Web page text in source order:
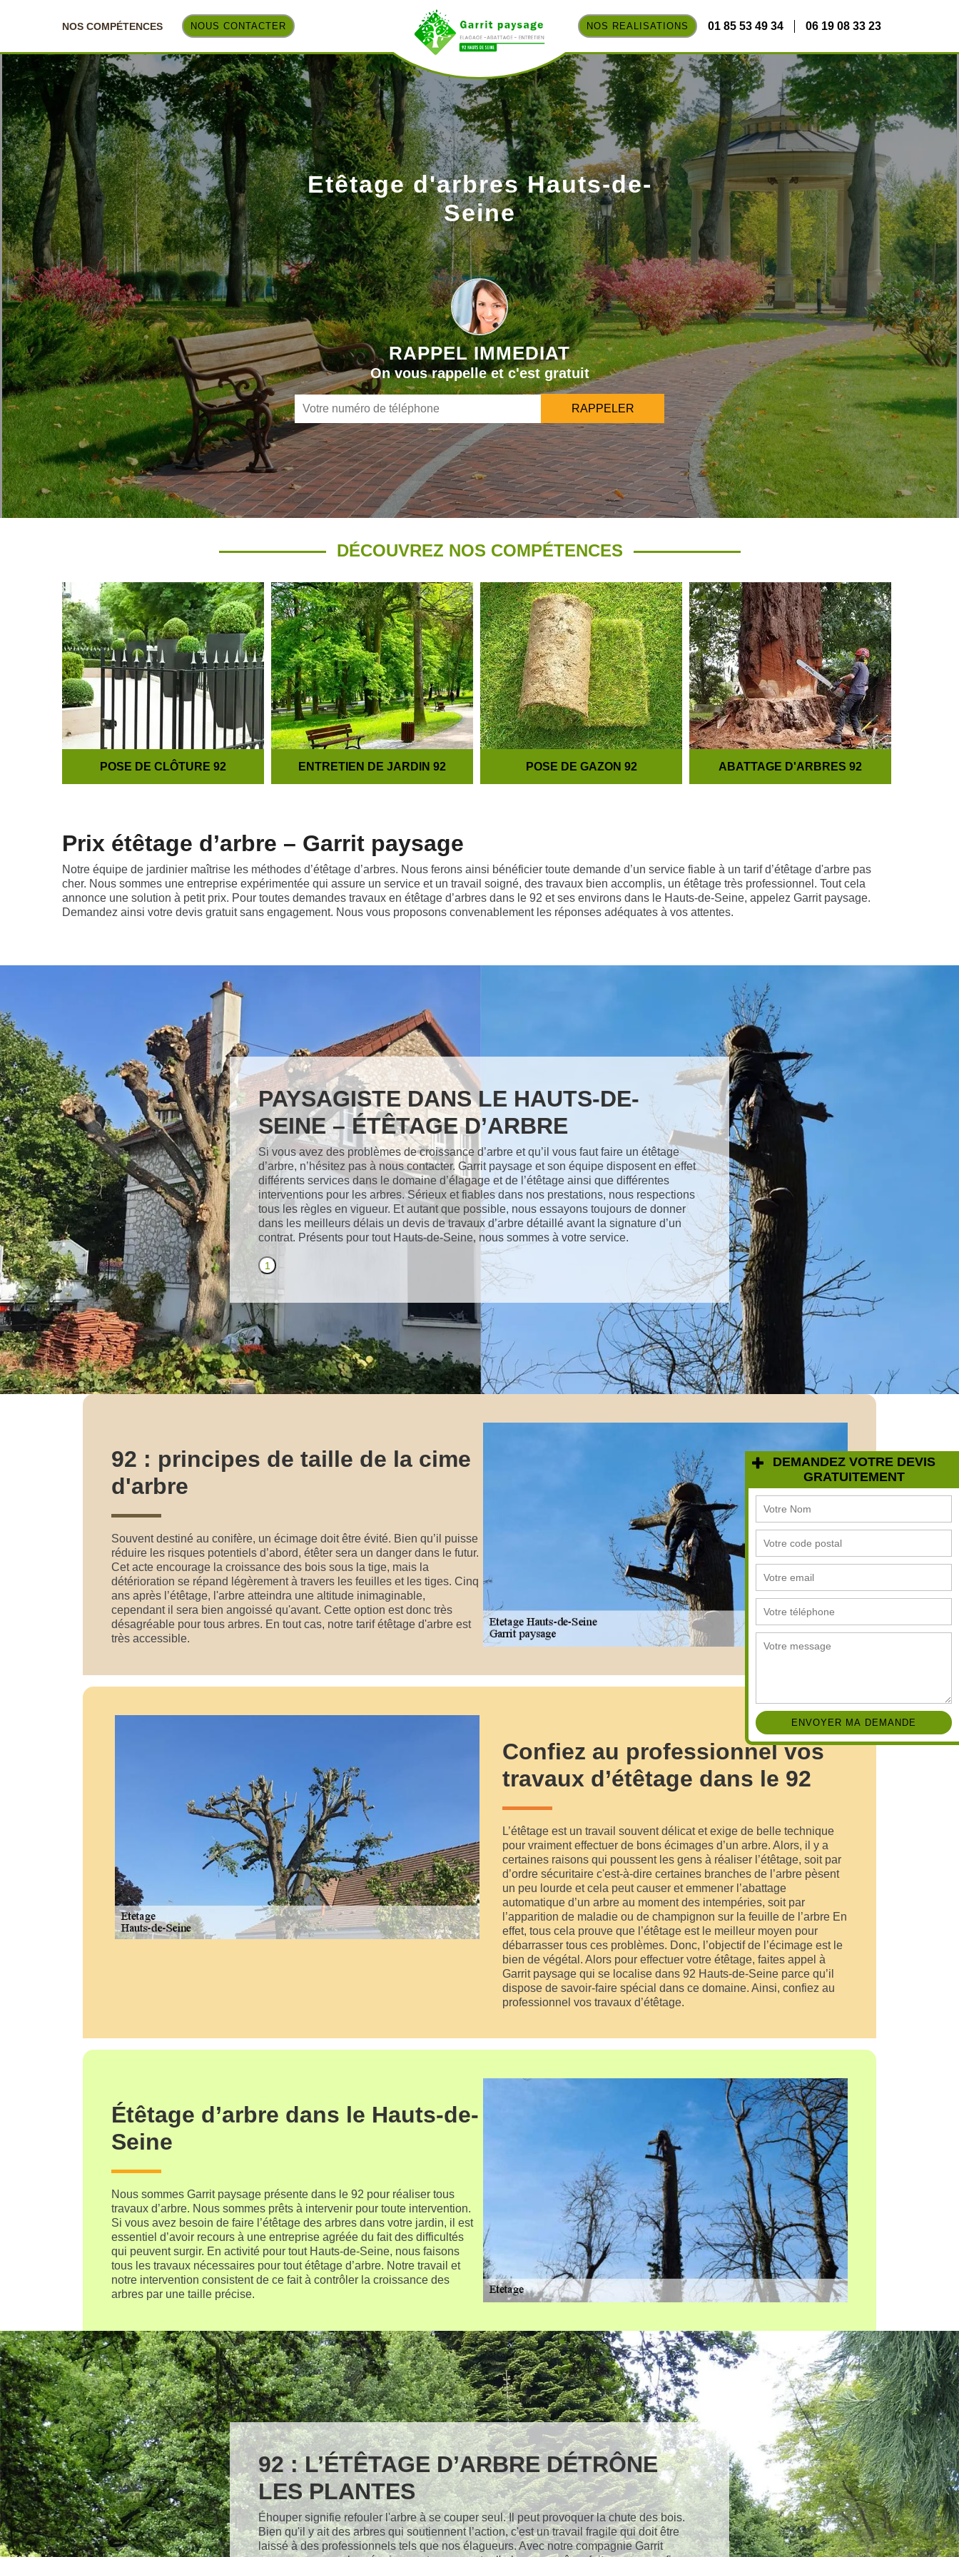
NOS COMPÉTENCES NOUS CONTACTER NOS REALISATIONS 01 85 53 49 34 06 19 08 33 23
Etêtage d'arbres Hauts-de-
Seine
RAPPEL IMMEDIAT
On vous rappelle et c'est gratuit
DÉCOUVREZ NOS COMPÉTENCES
POSE DE CLÔTURE 92 ENTRETIEN DE JARDIN 92 POSE DE GAZON 92 ABATTAGE D'ARBRES 92
DEMANDEZ VOTRE DEVIS
GRATUITEMENT
Prix étêtage d’arbre – Garrit paysage
Notre équipe de jardinier maîtrise les méthodes d’étêtage d’arbres. Nous ferons ainsi bénéficier toute demande d’un service fiable à un tarif d’étêtage d'arbre pas
cher. Nous sommes une entreprise expérimentée qui assure un service et un travail soigné, des travaux bien accomplis, un étêtage très professionnel. Tout cela
annonce une solution à petit prix. Pour toutes demandes travaux en étêtage d’arbres dans le 92 et ses environs dans le Hauts-de-Seine, appelez Garrit paysage.
Demandez ainsi votre devis gratuit sans engagement. Nous vous proposons convenablement les réponses adéquates à vos attentes.
PAYSAGISTE DANS LE HAUTS-DE-
SEINE – ÉTÊTAGE D’ARBRE
Si vous avez des problèmes de croissance d’arbre et qu’il vous faut faire un étêtage
d’arbre, n’hésitez pas à nous contacter. Garrit paysage et son équipe disposent en effet
différents services dans le domaine d’élagage et de l’étêtage ainsi que différentes
interventions pour les arbres. Sérieux et fiables dans nos prestations, nous respections
tous les règles en vigueur. Et autant que possible, nous essayons toujours de donner
dans les meilleurs délais un devis de travaux d’arbre détaillé avant la signature d’un
contrat. Présents pour tout Hauts-de-Seine, nous sommes à votre service.
1
92 : principes de taille de la cime
d'arbre
Souvent destiné au conifère, un écimage doit être évité. Bien qu’il puisse
réduire les risques potentiels d’abord, étêter sera un danger dans le futur.
Cet acte encourage la croissance des bois sous la tige, mais la
détérioration se répand légèrement à travers les feuilles et les tiges. Cinq
ans après l’étêtage, l'arbre atteindra une altitude inimaginable,
cependant il sera bien angoissé qu'avant. Cette option est donc très
désagréable pour tous arbres. En tout cas, notre tarif étêtage d'arbre est
très accessible.
Confiez au professionnel vos
travaux d’étêtage dans le 92
L’étêtage est un travail souvent délicat et exige de belle technique
pour vraiment effectuer de bons écimages d’un arbre. Alors, il y a
certaines raisons qui poussent les gens à réaliser l’étêtage, soit par
d’ordre sécuritaire c'est-à-dire certaines branches de l’arbre pèsent
un peu lourde et cela peut causer et emmener l’abattage
automatique d’un arbre au moment des intempéries, soit par
l’apparition de maladie ou de champignon sur la feuille de l’arbre En
effet, tous cela prouve que l’étêtage est le meilleur moyen pour
débarrasser tous ces problèmes. Donc, l’objectif de l’écimage est le
bien de végétal. Alors pour effectuer votre étêtage, faites appel à
Garrit paysage qui se localise dans 92 Hauts-de-Seine parce qu’il
dispose de savoir-faire spécial dans ce domaine. Ainsi, confiez au
professionnel vos travaux d’étêtage.
Étêtage d’arbre dans le Hauts-de-
Seine
Nous sommes Garrit paysage présente dans le 92 pour réaliser tous
travaux d’arbre. Nous sommes prêts à intervenir pour toute intervention.
Si vous avez besoin de faire l’étêtage des arbres dans votre jardin, il est
essentiel d’avoir recours à une entreprise agréée du fait des difficultés
qui peuvent surgir. En activité pour tout Hauts-de-Seine, nous faisons
tous les travaux nécessaires pour tout étêtage d’arbre. Notre travail et
notre intervention consistent de ce fait à contrôler la croissance des
arbres par une taille précise.
92 : L’ÉTÊTAGE D’ARBRE DÉTRÔNE
LES PLANTES
Éhouper signifie refouler l'arbre à se couper seul. Il peut provoquer la chute des bois.
Bien qu'il y ait des arbres qui soutiennent l’action, c'est un travail fragile qui doit être
laissé à des professionnels tels que nos élagueurs. Avec notre compagnie Garrit